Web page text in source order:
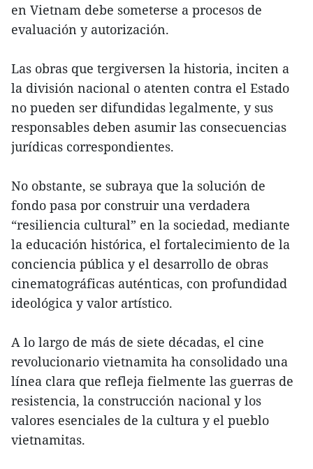
en Vietnam debe someterse a procesos de
evaluación y autorización.
Las obras que tergiversen la historia, inciten a
la división nacional o atenten contra el Estado
no pueden ser difundidas legalmente, y sus
responsables deben asumir las consecuencias
jurídicas correspondientes.
No obstante, se subraya que la solución de
fondo pasa por construir una verdadera
“resiliencia cultural” en la sociedad, mediante
la educación histórica, el fortalecimiento de la
conciencia pública y el desarrollo de obras
cinematográficas auténticas, con profundidad
ideológica y valor artístico.
A lo largo de más de siete décadas, el cine
revolucionario vietnamita ha consolidado una
línea clara que refleja fielmente las guerras de
resistencia, la construcción nacional y los
valores esenciales de la cultura y el pueblo
vietnamitas.